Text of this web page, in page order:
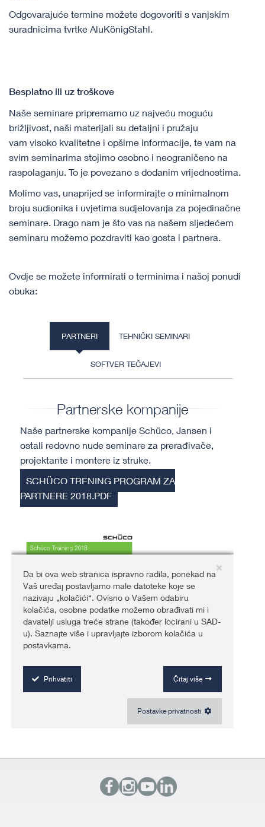
Odgovarajuće termine možete dogovoriti s vanjskim
suradnicima tvrtke AluKönigStahl.
Besplatno ili uz troškove
Naše seminare pripremamo uz najveću moguću
brižljivost, naši materijali su detaljni i pružaju
vam visoko kvalitetne i opširne informacije, te vam ​na
svim seminarima stojimo osobno i neograničeno na
raspolaganju. To je povezano s dodanim vrijednostima.
Molimo vas, unaprijed se informirajte o minimalnom
broju sudionika i uvjetima sudjelovanja za pojedinačne
seminare. Drago nam je što vas na našem sljedećem
seminaru možemo pozdraviti kao gosta i partnera.
Ovdje se možete informirati o terminima i našoj ponudi
obuka:
PARTNERI TEHNIČKI SEMINARI
SOFTVER TEČAJEVI